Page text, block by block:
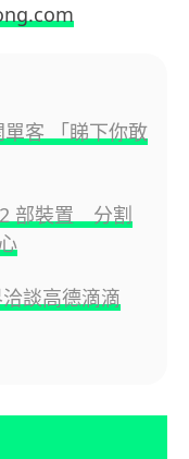
客 「睇下你敢
2 部裝置 分割
談高德滴滴